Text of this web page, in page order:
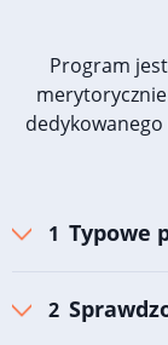
Program
Typowe